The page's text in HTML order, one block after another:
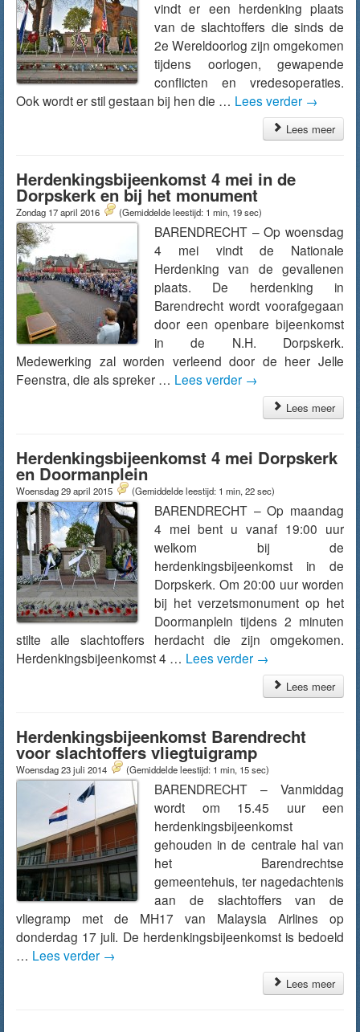
vindt er een herdenking plaats
van de slachtoffers die sinds de
2e Wereldoorlog zijn omgekomen
tijdens oorlogen, gewapende
conflicten en vredesoperaties.
Ook wordt er stil gestaan bij hen die … Lees verder →
Lees meer
Herdenkingsbijeenkomst 4 mei in de
Dorpskerk en bij het monument
Zondag 17 april 2016 (Gemiddelde leestijd: 1 min, 19 sec)
BARENDRECHT – Op woensdag
4 mei vindt de Nationale
Herdenking van de gevallenen
plaats. De herdenking in
Barendrecht wordt voorafgegaan
door een openbare bijeenkomst
in de N.H. Dorpskerk.
Medewerking zal worden verleend door de heer Jelle
Feenstra, die als spreker … Lees verder →
Lees meer
Herdenkingsbijeenkomst 4 mei Dorpskerk
en Doormanplein
Woensdag 29 april 2015 (Gemiddelde leestijd: 1 min, 22 sec)
BARENDRECHT – Op maandag
4 mei bent u vanaf 19:00 uur
welkom bij de
herdenkingsbijeenkomst in de
Dorpskerk. Om 20:00 uur worden
bij het verzetsmonument op het
Doormanplein tijdens 2 minuten
stilte alle slachtoffers herdacht die zijn omgekomen.
Herdenkingsbijeenkomst 4 … Lees verder →
Lees meer
Herdenkingsbijeenkomst Barendrecht
voor slachtoffers vliegtuigramp
Woensdag 23 juli 2014 (Gemiddelde leestijd: 1 min, 15 sec)
BARENDRECHT – Vanmiddag
wordt om 15.45 uur een
herdenkingsbijeenkomst
gehouden in de centrale hal van
het Barendrechtse
gemeentehuis, ter nagedachtenis
aan de slachtoffers van de
vliegramp met de MH17 van Malaysia Airlines op
donderdag 17 juli. De herdenkingsbijeenkomst is bedoeld
… Lees verder →
Lees meer